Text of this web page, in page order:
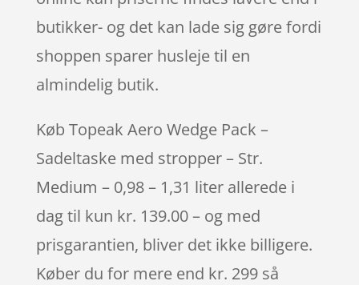
butikker- og det kan lade sig gøre fordi
shoppen sparer husleje til en
almindelig butik.
Køb Topeak Aero Wedge Pack –
Sadeltaske med stropper – Str.
Medium – 0,98 – 1,31 liter allerede i
dag til kun kr. 139.00 – og med
prisgarantien, bliver det ikke billigere.
Køber du for mere end kr. 299 så